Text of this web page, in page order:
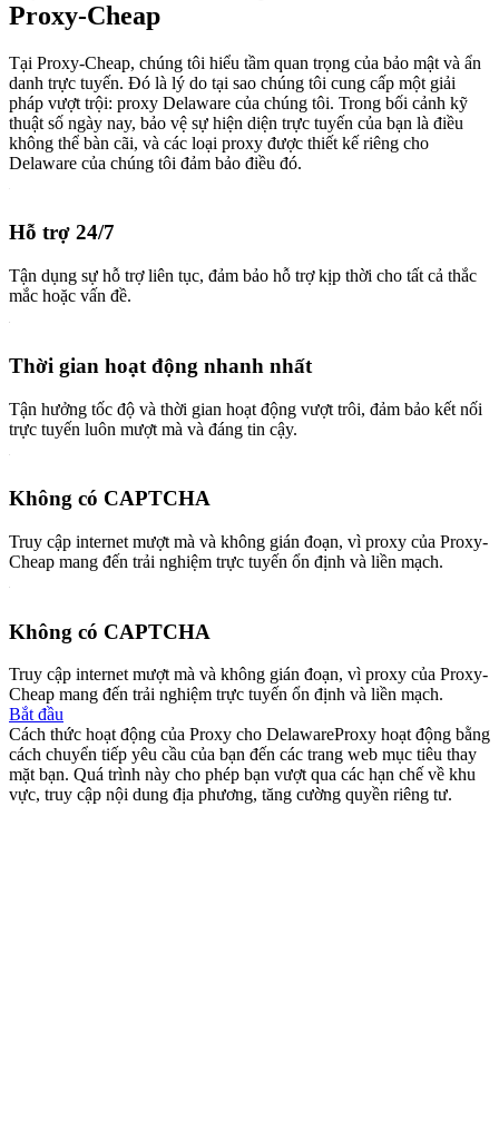
Proxy-Cheap
Tại Proxy-Cheap, chúng tôi hiểu tầm quan trọng của bảo mật và ẩn
danh trực tuyến. Đó là lý do tại sao chúng tôi cung cấp một giải
pháp vượt trội: proxy Delaware của chúng tôi. Trong bối cảnh kỹ
thuật số ngày nay, bảo vệ sự hiện diện trực tuyến của bạn là điều
không thể bàn cãi, và các loại proxy được thiết kế riêng cho
Delaware của chúng tôi đảm bảo điều đó.
Hỗ trợ 24/7
Tận dụng sự hỗ trợ liên tục, đảm bảo hỗ trợ kịp thời cho tất cả thắc
mắc hoặc vấn đề.
Thời gian hoạt động nhanh nhất
Tận hưởng tốc độ và thời gian hoạt động vượt trôi, đảm bảo kết nối
trực tuyến luôn mượt mà và đáng tin cậy.
Không có CAPTCHA
Truy cập internet mượt mà và không gián đoạn, vì proxy của Proxy-
Cheap mang đến trải nghiệm trực tuyến ổn định và liền mạch.
Không có CAPTCHA
Truy cập internet mượt mà và không gián đoạn, vì proxy của Proxy-
Cheap mang đến trải nghiệm trực tuyến ổn định và liền mạch.
Bắt đầu
Cách thức hoạt động của Proxy cho DelawareProxy hoạt động bằng
cách chuyển tiếp yêu cầu của bạn đến các trang web mục tiêu thay
mặt bạn. Quá trình này cho phép bạn vượt qua các hạn chế về khu
vực, truy cập nội dung địa phương, tăng cường quyền riêng tư.